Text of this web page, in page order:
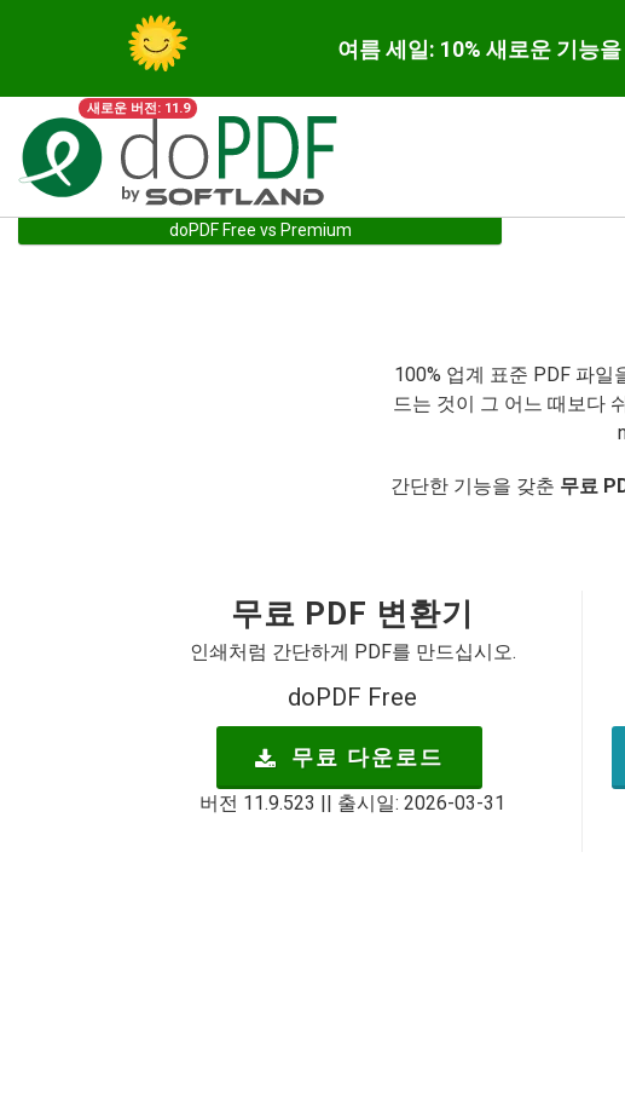
여름 세일: 10% 새로운 기능
새로운 버전: 11.9
doPDF Free vs Premium
100% 업계 표준 PDF 파
드는 것이 그 어느 때보다
간단한 기능을 갖춘 무료
무료 PDF 변환기
인쇄처럼 간단하게 PDF를 만드십시오.
doPDF Free
무료 다운로드
버전 11.9.523 || 출시일: 2026-03-31